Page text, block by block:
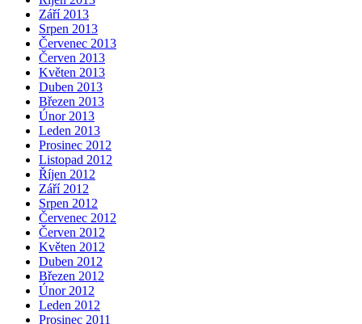
Září 2013
Srpen 2013
Červenec 2013
Červen 2013
Květen 2013
Duben 2013
Březen 2013
Únor 2013
Leden 2013
Prosinec 2012
Listopad 2012
Říjen 2012
Září 2012
Srpen 2012
Červenec 2012
Červen 2012
Květen 2012
Duben 2012
Březen 2012
Únor 2012
Leden 2012
Prosinec 2011